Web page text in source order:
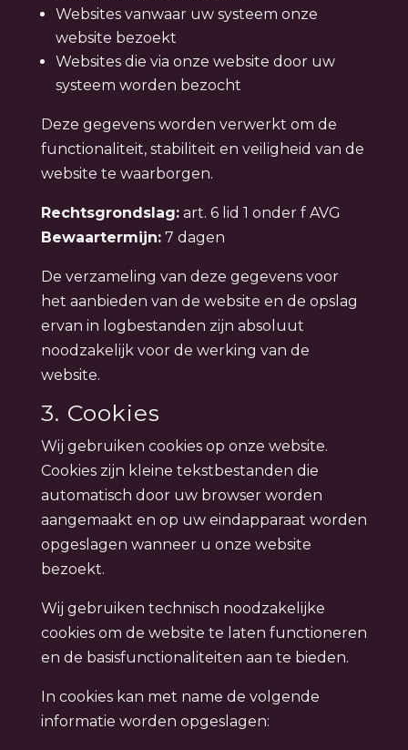
Websites vanwaar uw systeem onze
website bezoekt
Websites die via onze website door uw
systeem worden bezocht
Deze gegevens worden verwerkt om de
functionaliteit, stabiliteit en veiligheid van de
website te waarborgen.
Rechtsgrondslag:art. 6 lid 1 onder f AVG
Bewaartermijn:7 dagen
De verzameling van deze gegevens voor
het aanbieden van de website en de opslag
ervan in logbestanden zijn absoluut
noodzakelijk voor de werking van de
website.
3. Cookies
Wij gebruiken cookies op onze website.
Cookies zijn kleine tekstbestanden die
automatisch door uw browser worden
aangemaakt en op uw eindapparaat worden
opgeslagen wanneer u onze website
bezoekt.
Wij gebruiken technisch noodzakelijke
cookies om de website te laten functioneren
en de basisfunctionaliteiten aan te bieden.
In cookies kan met name de volgende
informatie worden opgeslagen: